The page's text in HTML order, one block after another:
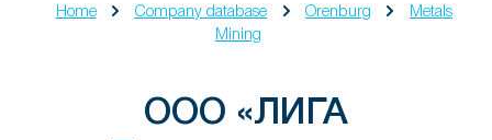
Home Company database Orenburg
Metals
Mining
ООО «ЛИГА